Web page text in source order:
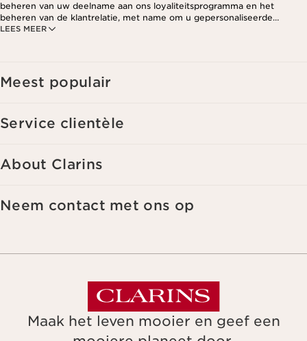
LEES MEER
beheren van uw deelname aan ons loyaliteitsprogramma en het
beheren van de klantrelatie, met name om u gepersonaliseerde
aanbiedingen te kunnen sturen op basis van uw eerdere aankopen en
Meest populair
Service clientèle
About Clarins
Neem contact met ons op
Maak het leven mooier en geef een